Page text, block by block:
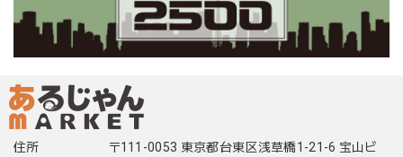
住所
〒111-0053 東京都台東区浅草橋1-21-6 宝山ビ